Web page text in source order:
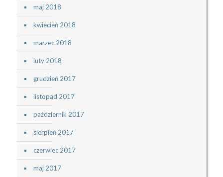
maj 2018
kwiecień 2018
marzec 2018
luty 2018
grudzień 2017
listopad 2017
październik 2017
sierpień 2017
czerwiec 2017
maj 2017